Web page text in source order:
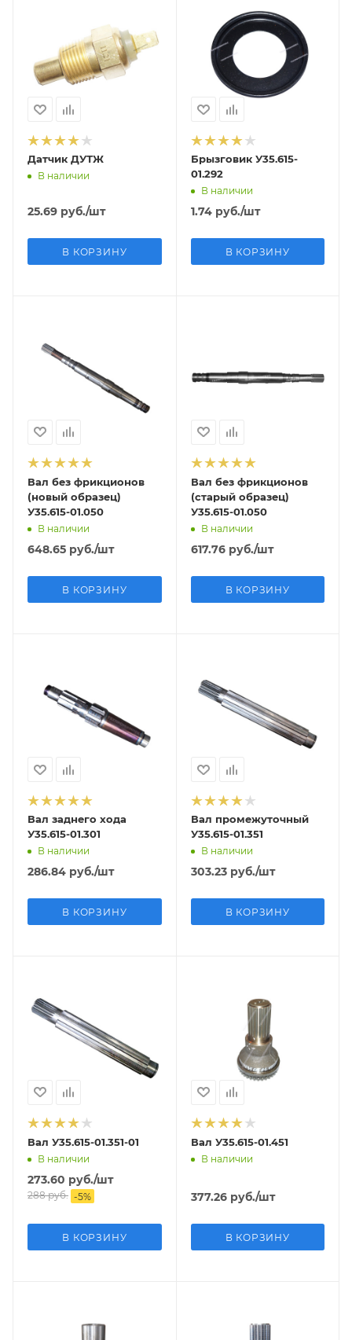
Датчик ДУТЖ
В наличии
25.69 руб./шт
В КОРЗИНУ
Брызговик У35.615-
01.292
В наличии
1.74руб./шт
В КОРЗИНУ
Вал без фрикционов
(новый образец)
У35.615-01.050
В наличии
648.65 руб./шт
В КОРЗИНУ
Вал без фрикционов
(старый образец)
У35.615-01.050
В наличии
617.76руб./шт
В КОРЗИНУ
Вал заднего хода
У35.615-01.301
В наличии
286.84 руб./шт
В КОРЗИНУ
Вал промежуточный
У35.615-01.351
В наличии
303.23руб./шт
В КОРЗИНУ
Вал У35.615-01.351-01
В наличии
273.60 руб./шт
288руб. -5%
В КОРЗИНУ
Вал У35.615-01.451
В наличии
377.26руб./шт
В КОРЗИНУ